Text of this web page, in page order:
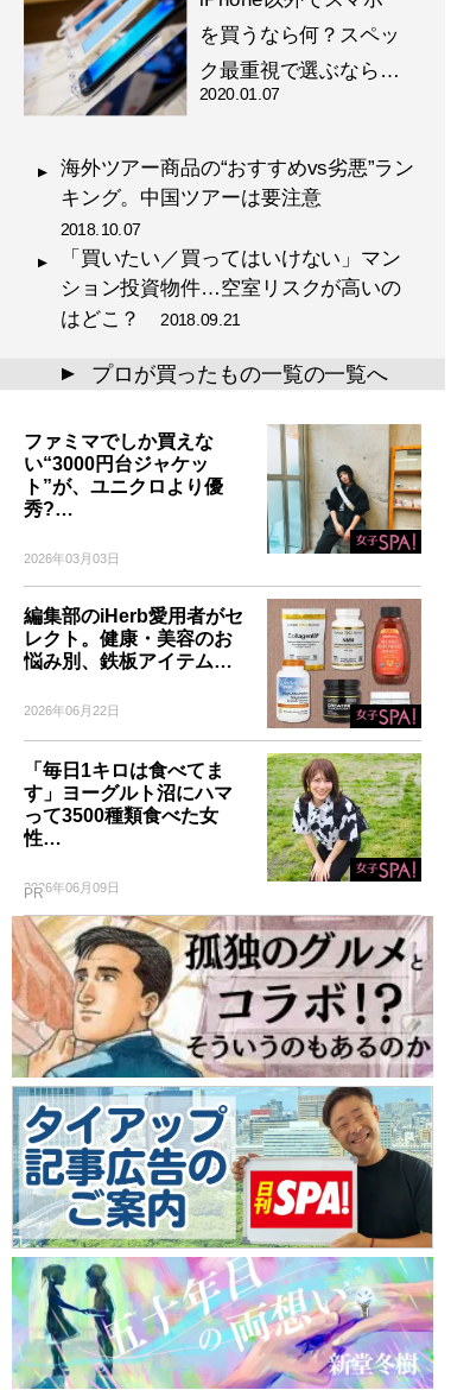
を買うなら何？スペッ
ク最重視で選ぶなら…
2020.01.07
海外ツアー商品の“おすすめvs劣悪”ラン
キング。中国ツアーは要注意
2018.10.07
「買いたい／買ってはいけない」マン
ション投資物件…空室リスクが高いの
はどこ？ 2018.09.21
▲ プロが買ったもの一覧の一覧へ
ファミマでしか買えな
い“3000円台ジャケッ
ト”が、ユニクロより優
秀?…
2026年03月03日
編集部のiHerb愛用者がセ
レクト。健康・美容のお
悩み別、鉄板アイテム…
2026年06月22日
「毎日1キロは食べてま
す」ヨーグルト沼にハマ
って3500種類食べた女
性…
2026年06月09日
PR